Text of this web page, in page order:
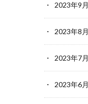
2023年9月
2023年8月
2023年7月
2023年6月